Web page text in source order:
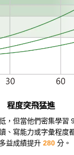
程度突飛猛進
，但當他們密集學習
、寫能力或字彙程度
益成績提升 280 分。